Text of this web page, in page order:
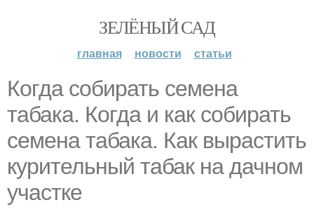
ЗЕЛЁНЫЙ САД
главная новости статьи
Когда собирать семена
табака. Когда и как собирать
семена табака. Как вырастить
курительный табак на дачном
участке